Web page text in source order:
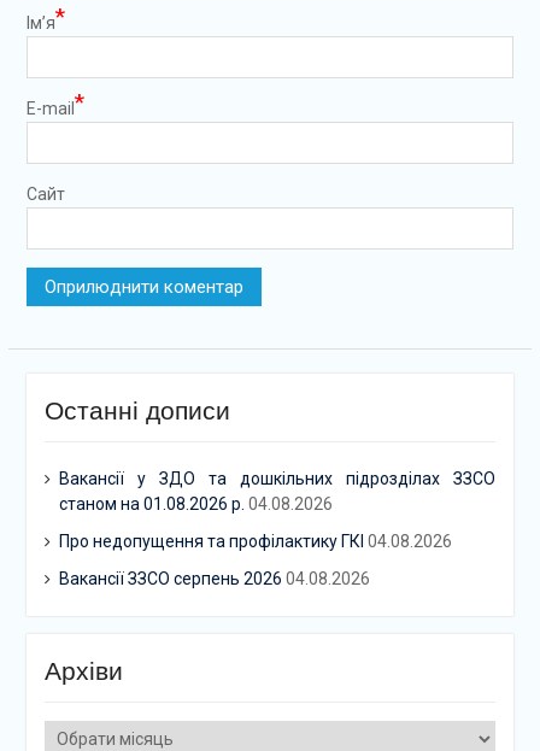
Ім’я*
E-mail*
Сайт
Останні дописи
Вакансії у ЗДО та дошкільних підрозділах ЗЗСО
станом на 01.08.2026 р. 04.08.2026
Про недопущення та профілактику ГКІ 04.08.2026
Вакансії ЗЗСО серпень 2026 04.08.2026
Архіви
Архіви